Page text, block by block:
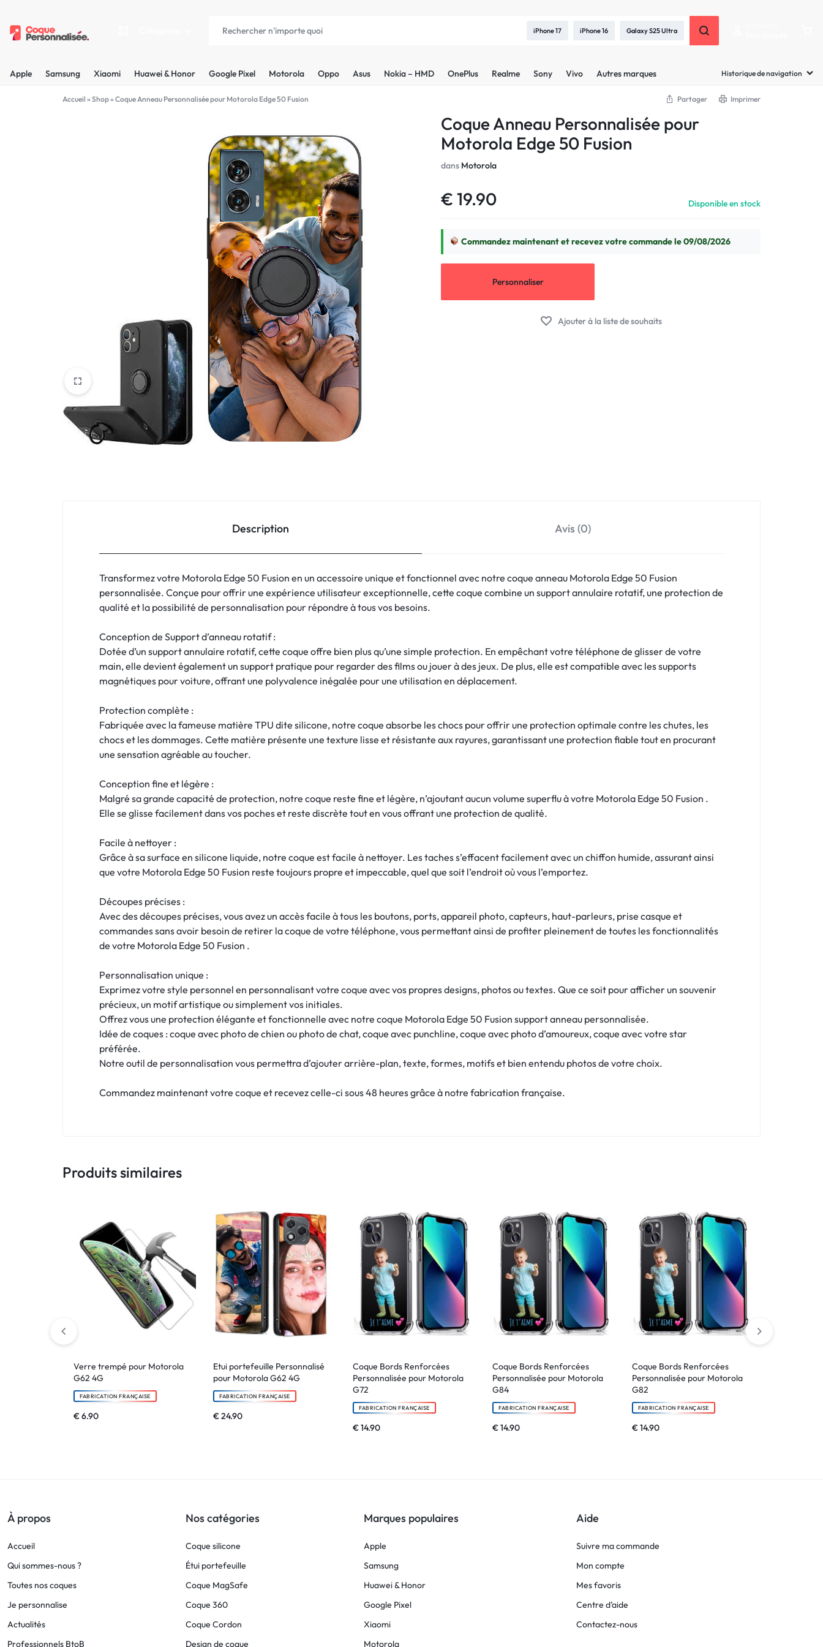
PLUS
BELLES
LIVRAISON
Asus
Nokia – HMD
OnePlus
Realme
iPhone 17 iPhone 16 Galaxy S25 Ultra
Apple Samsung Xiaomi Huawei & Honor Google Pixel Motorola Oppo Asus Nokia – HMD OnePlus Realme Sony Vivo Autres marques Historique de navigation
Accueil » Shop» Coque Anneau Personnalisée pour Motorola Edge 50 Fusion Partager Imprimer
Coque Anneau Personnalisée pour
Motorola Edge 50 Fusion
dans Motorola
€ 19.90 Disponible en stock
Commandez maintenant et recevez votre commande le 09/08/2026
Personnaliser
Description Avis (0)
Transformez votre Motorola Edge 50 Fusion en un accessoire unique et fonctionnel avec notre coque anneau Motorola Edge 50 Fusion
personnalisée. Conçue pour offrir une expérience utilisateur exceptionnelle, cette coque combine un support annulaire rotatif, une protection de
qualité et la possibilité de personnalisation pour répondre à tous vos besoins.
Conception de Support d’anneau rotatif :
Dotée d’un support annulaire rotatif, cette coque offre bien plus qu’une simple protection. En empêchant votre téléphone de glisser de votre
main, elle devient également un support pratique pour regarder des films ou jouer à des jeux. De plus, elle est compatible avec les supports
magnétiques pour voiture, offrant une polyvalence inégalée pour une utilisation en déplacement.
Protection complète :
Fabriquée avec la fameuse matière TPU dite silicone, notre coque absorbe les chocs pour offrir une protection optimale contre les chutes, les
chocs et les dommages. Cette matière présente une texture lisse et résistante aux rayures, garantissant une protection fiable tout en procurant
une sensation agréable au toucher.
Conception fine et légère :
Malgré sa grande capacité de protection, notre coque reste fine et légère, n’ajoutant aucun volume superflu à votre Motorola Edge 50 Fusion .
Elle se glisse facilement dans vos poches et reste discrète tout en vous offrant une protection de qualité.
Facile à nettoyer :
Grâce à sa surface en silicone liquide, notre coque est facile à nettoyer. Les taches s’effacent facilement avec un chiffon humide, assurant ainsi
que votre Motorola Edge 50 Fusion reste toujours propre et impeccable, quel que soit l’endroit où vous l’emportez.
Découpes précises :
Avec des découpes précises, vous avez un accès facile à tous les boutons, ports, appareil photo, capteurs, haut-parleurs, prise casque et
commandes sans avoir besoin de retirer la coque de votre téléphone, vous permettant ainsi de profiter pleinement de toutes les fonctionnalités
de votre Motorola Edge 50 Fusion .
Personnalisation unique :
Exprimez votre style personnel en personnalisant votre coque avec vos propres designs, photos ou textes. Que ce soit pour afficher un souvenir
précieux, un motif artistique ou simplement vos initiales.
Offrez vous une protection élégante et fonctionnelle avec notre coque Motorola Edge 50 Fusion support anneau personnalisée.
Idée de coques : coque avec photo de chien ou photo de chat, coque avec punchline, coque avec photo d’amoureux, coque avec votre star
préférée.
Notre outil de personnalisation vous permettra d’ajouter arrière-plan, texte, formes, motifs et bien entendu photos de votre choix.
Commandez maintenant votre coque et recevez celle-ci sous 48 heures grâce à notre fabrication française.
Produits similaires
Verre trempé pour Motorola
G62 4G
FABRICATION FRANÇAISE
€6.90
Etui portefeuille Personnalisé
pour Motorola G62 4G
FABRICATION FRANÇAISE
€24.90
Coque Bords Renforcées
Personnalisée pour Motorola
G72
FABRICATION FRANÇAISE
€14.90
Coque Bords Renforcées
Personnalisée pour Motorola
G84
FABRICATION FRANÇAISE
€14.90
Coque Bords Renforcées
Personnalisée pour Motorola
G82
FABRICATION FRANÇAISE
€14.90
À propos
Accueil
Qui sommes-nous ?
Toutes nos coques
Je personnalise
Actualités
Professionnels BtoB
Nos catégories
Coque silicone
Étui portefeuille
Coque MagSafe
Coque 360
Coque Cordon
Design de coque
Marques populaires
Apple
Samsung
Huawei & Honor
Google Pixel
Xiaomi
Motorola
Aide
Suivre ma commande
Mon compte
Mes favoris
Centre d’aide
Contactez-nous